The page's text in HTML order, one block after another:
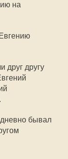
на
друг другу
бывал